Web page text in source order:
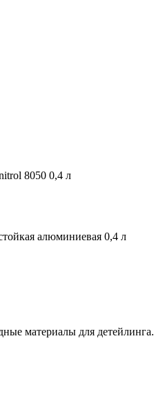
8050 0,4 л
алюминиевая 0,4 л
материалы для детейлинга.